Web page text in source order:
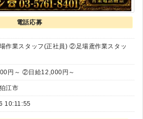
電話応募
作業スタッフ(正社員) ②足場鳶作業スタッ
円～ ②日給12,000円～
江市
10:11:55